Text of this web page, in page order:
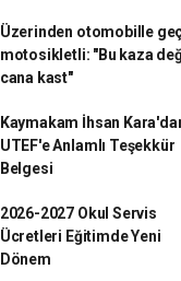
Üzerinden otomobille
motosikletli: "Bu kaza
cana kast"
Kaymakam İhsan
UTEF'e Anlamlı Teşekkür
Belgesi
2026-2027 Okul Servis
Ücretleri Eğitimde Yeni
Dönem